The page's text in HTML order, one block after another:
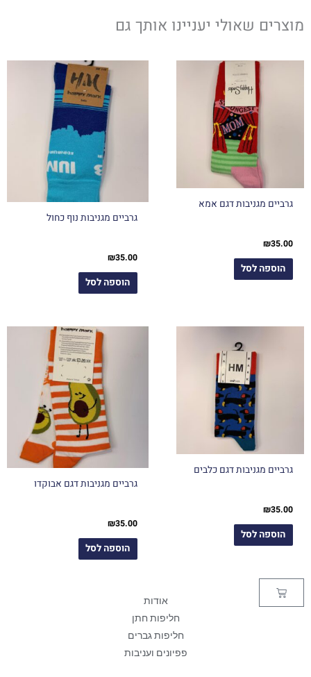
מוצרים שאולי יעניינו אותך גם
גרביים מגניבות דגם אמא
₪35.00
הוספה לסל
גרביים מגניבות נוף כחול
₪35.00
הוספה לסל
גרביים מגניבות דגם כלבים
₪35.00
הוספה לסל
גרביים מגניבות דגם אבוקדו
₪35.00
הוספה לסל
עגלת
קניות
אודות
חליפות חתן
חליפות גברים
פפיונים ועניבות